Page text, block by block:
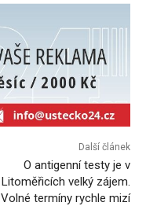
Další článek
O antigenní testy je v
Litoměřicích velký zájem.
Volné termíny rychle mizí